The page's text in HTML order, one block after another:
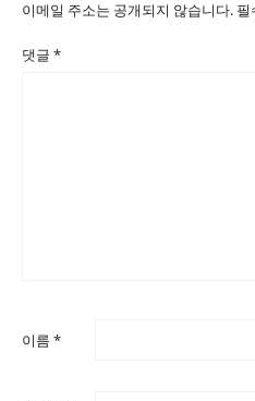
이메일 주소는 공개되지 않습니다. 필
댓글 *
이름 *